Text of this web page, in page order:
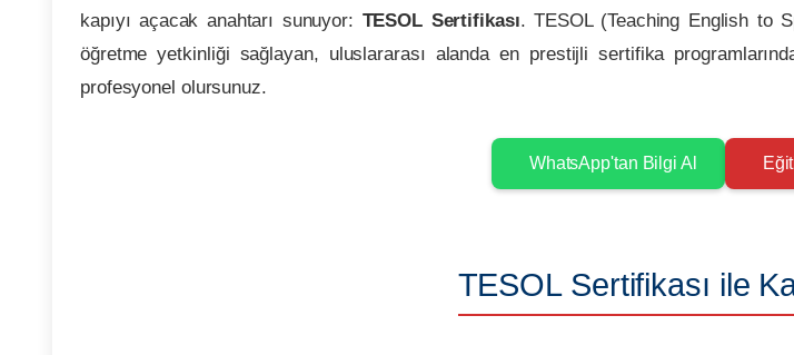
kapıyı açacak anahtarı sunuyor: TESOL Sertifikası. TESOL (Teaching English to
öğretme yetkinliği sağlayan, uluslararası alanda en prestijli sertifika
profesyonel olursunuz.
WhatsApp'tan Bilgi Al
TESOL Sertifikası ile